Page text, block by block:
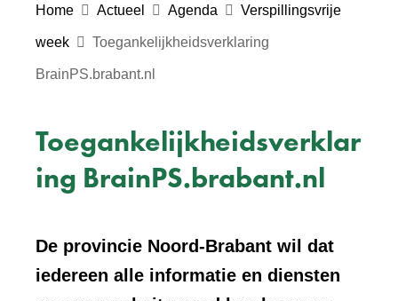
Home Actueel Agenda Verspillingsvrije
week Toegankelijkheidsverklaring
BrainPS.brabant.nl
Toegankelijkheidsverklar
ing BrainPS.brabant.nl
De provincie Noord-Brabant wil dat
iedereen alle informatie en diensten